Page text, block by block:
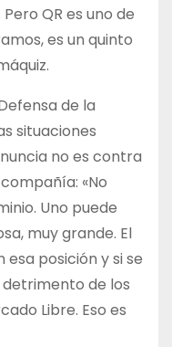
QR es uno de
es un quinto
de la
situaciones
no es contra
«No
Uno puede
muy grande. El
posición y si se
de los
Libre. Eso es